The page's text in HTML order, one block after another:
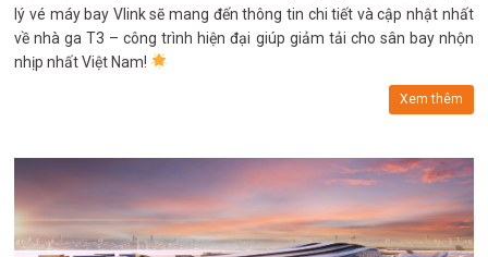
lý vé máy bay Vlink sẽ mang đến thông tin chi tiết và cập nhật nhất
về nhà ga T3 – công trình hiện đại giúp giảm tải cho sân bay nhộn
nhịp nhất Việt Nam!
Xem thêm